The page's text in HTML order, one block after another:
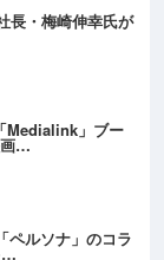
長・梅崎伸幸氏が
Medialink」ブー
画…
ペルソナ」のコラ
…